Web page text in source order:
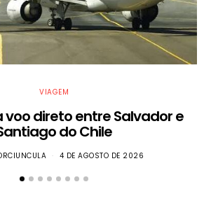
VIAGEM
voo direto entre Salvador e
do Chile
4 DE AGOSTO DE 2026